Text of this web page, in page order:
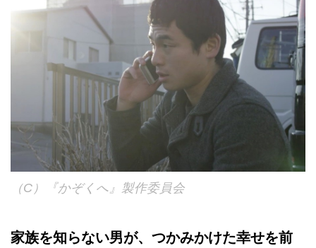
（C）『かぞくへ』製作委員会
家族を知らない男が、つかみかけた幸せを前